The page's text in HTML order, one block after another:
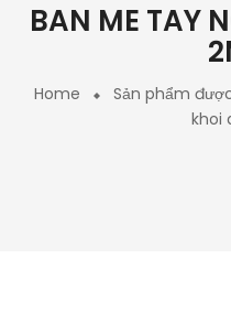
BAN ME TAY
Home
Sản phẩm
khoi